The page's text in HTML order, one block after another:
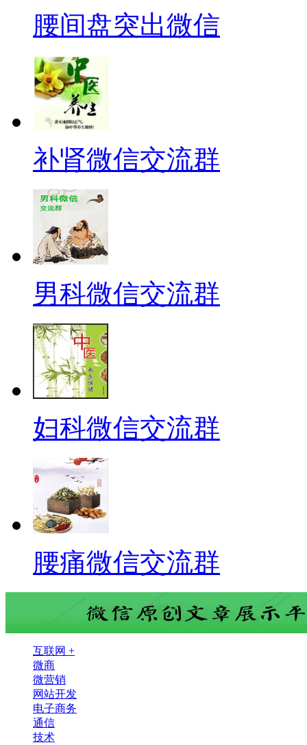
腰间盘突出微信
补肾微信交流群
男科微信交流群
妇科微信交流群
腰痛微信交流群
互联网 +
微商
微营销
网站开发
电子商务
通信
技术